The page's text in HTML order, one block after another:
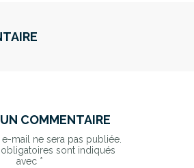
COMMENTAIRE
mail ne sera pas publiée.
sont indiqués
avec *